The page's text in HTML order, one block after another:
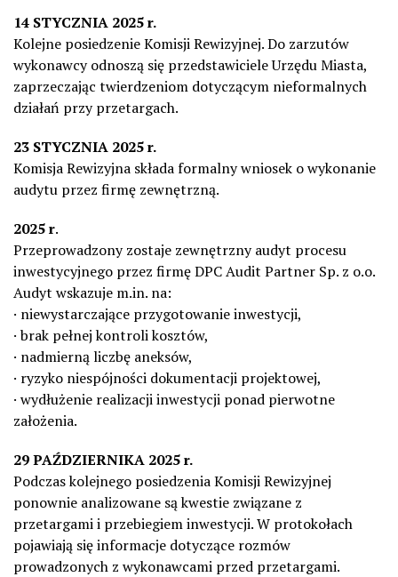
14 STYCZNIA 2025 r.
Kolejne posiedzenie Komisji Rewizyjnej. Do zarzutów
wykonawcy odnoszą się przedstawiciele Urzędu Miasta,
zaprzeczając twierdzeniom dotyczącym nieformalnych
działań przy przetargach.
23 STYCZNIA 2025 r.
Komisja Rewizyjna składa formalny wniosek o wykonanie
audytu przez firmę zewnętrzną.
2025 r.
Przeprowadzony zostaje zewnętrzny audyt procesu
inwestycyjnego przez firmę DPC Audit Partner Sp. z o.o.
Audyt wskazuje m.in. na:
· niewystarczające przygotowanie inwestycji,
· brak pełnej kontroli kosztów,
· nadmierną liczbę aneksów,
· ryzyko niespójności dokumentacji projektowej,
· wydłużenie realizacji inwestycji ponad pierwotne
założenia.
29 PAŹDZIERNIKA 2025 r.
Podczas kolejnego posiedzenia Komisji Rewizyjnej
ponownie analizowane są kwestie związane z
przetargami i przebiegiem inwestycji. W protokołach
pojawiają się informacje dotyczące rozmów
prowadzonych z wykonawcami przed przetargami.